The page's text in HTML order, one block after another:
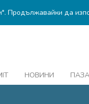
Продължавайки да
НОВИНИ